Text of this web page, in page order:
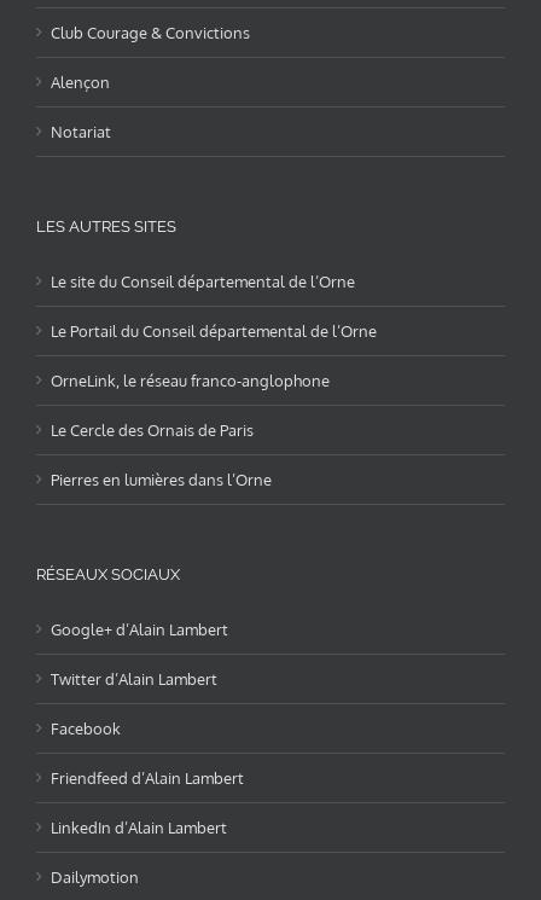
Club Courage & Convictions
Alençon
Notariat
LES AUTRES SITES
Le site du Conseil départemental de l’Orne
Le Portail du Conseil départemental de l’Orne
OrneLink, le réseau franco-anglophone
Le Cercle des Ornais de Paris
Pierres en lumières dans l’Orne
RÉSEAUX SOCIAUX
Google+ d’Alain Lambert
Twitter d’Alain Lambert
Facebook
Friendfeed d’Alain Lambert
LinkedIn d’Alain Lambert
Dailymotion